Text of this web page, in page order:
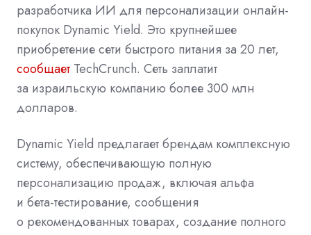
разработчика ИИ для персонализации онлайн-
покупок Dynamic Yield. Это крупнейшее
приобретение сети быстрого питания за 20 лет,
сообщает TechCrunch. Сеть заплатит
за израильскую компанию более 300 млн
долларов.
Dynamic Yield предлагает брендам комплексную
систему, обеспечивающую полную
персонализацию продаж, включая альфа
и бета-тестирование, сообщения
о рекомендованных товарах, создание полного